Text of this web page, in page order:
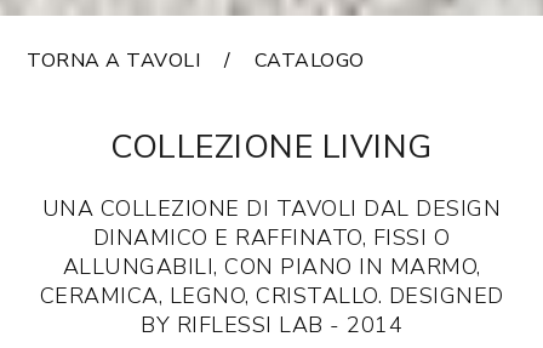
TORNA A TAVOLI CATALOGO
COLLEZIONE LIVING
UNA COLLEZIONE DI TAVOLI DAL DESIGN
DINAMICO E RAFFINATO, FISSI O
ALLUNGABILI, CON PIANO IN MARMO,
CERAMICA, LEGNO, CRISTALLO. DESIGNED
BY RIFLESSI LAB - 2014